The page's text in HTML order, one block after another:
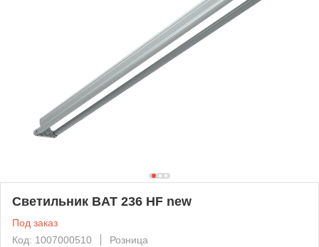
Светильник BAT 236 HF new
Под заказ
Код: 1007000510
Розница